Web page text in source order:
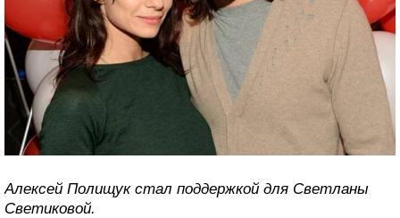
Алексей Полищук стал поддержкой для Светланы
Светиковой.